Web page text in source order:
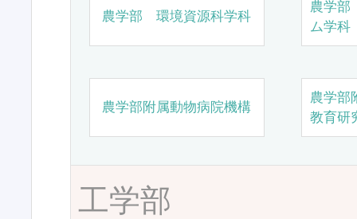
農学部 環境資源科学科
農学
ム学科
農学部附属動物病院機構
農学部
教育研
工学部